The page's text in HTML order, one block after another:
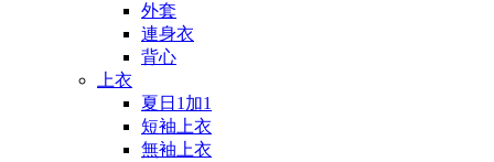
外套
連身衣
背心
上衣
夏日1加1
短袖上衣
無袖上衣